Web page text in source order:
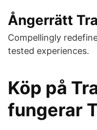
Ångerrätt
Compellingly
tested experiences.
Köp på
fungerar